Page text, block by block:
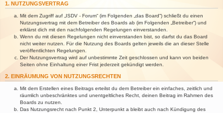
1. NUTZUNGSVERTRAG
Mit dem Zugriff auf „ISDV - Forum“ (im Folgenden „das Board“) schließt du einen
Nutzungsvertrag mit dem Betreiber des Boards ab (im Folgenden „Betreiber“) und
erklärst dich mit den nachfolgenden Regelungen einverstanden.
Wenn du mit diesen Regelungen nicht einverstanden bist, so darfst du das Board
nicht weiter nutzen. Für die Nutzung des Boards gelten jeweils die an dieser Stelle
veröffentlichten Regelungen.
Der Nutzungsvertrag wird auf unbestimmte Zeit geschlossen und kann von beiden
Seiten ohne Einhaltung einer Frist jederzeit gekündigt werden.
2. EINRÄUMUNG VON NUTZUNGSRECHTEN
Mit dem Erstellen eines Beitrags erteilst du dem Betreiber ein einfaches, zeitlich und
räumlich unbeschränktes und unentgeltliches Recht, deinen Beitrag im Rahmen des
Boards zu nutzen.
Das Nutzungsrecht nach Punkt 2, Unterpunkt a bleibt auch nach Kündigung des